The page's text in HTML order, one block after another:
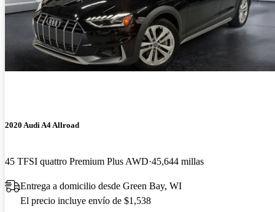
2020 Audi A4 Allroad
45 TFSI quattro Premium Plus AWD 45,644 millas
Entrega a domicilio desde Green Bay, WI
El precio incluye envío de $1,538